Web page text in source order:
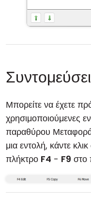
Μπορείτε να έχετε
χρησιμοποιούμενες
παραθύρου
μια εντολή, κάντε
πλήκτρο F4 - F9 στο